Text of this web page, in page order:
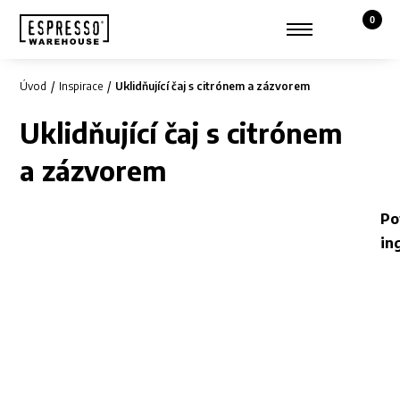
Zobrazit hledání
0
Košík,
Úvod Inspirace Uklidňující čaj s citrónem a zázvorem
Uklidňující čaj s citrónem
a zázvorem